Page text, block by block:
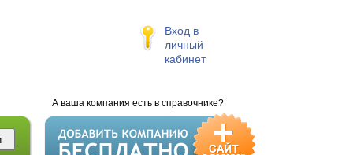
Вход в
личный
кабинет
А ваша компания есть в справочнике?